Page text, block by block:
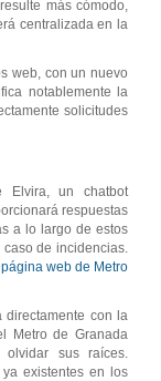
más cómodo,
centralizada en la
web, con un nuevo
notablemente la
solicitudes
Elvira, un chatbot
respuestas
a lo largo de estos
de incidencias.
página web de Metro
directamente con la
Metro de Granada
sus raíces.
existentes en los